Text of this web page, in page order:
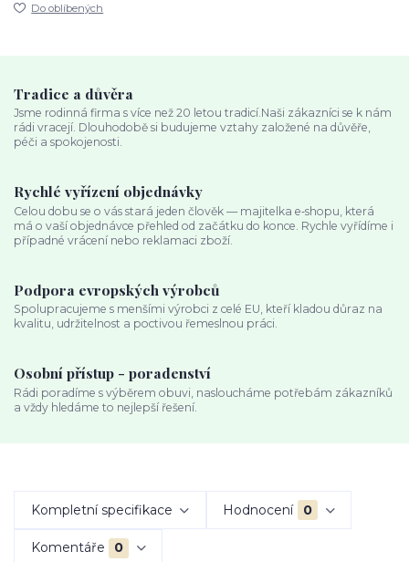
Do oblíbených
Tradice a důvěra
Jsme rodinná firma s více než 20 letou tradicí.Naši zákazníci se k nám
rádi vracejí. Dlouhodobě si budujeme vztahy založené na důvěře,
péči a spokojenosti.
Rychlé vyřízení objednávky
Celou dobu se o vás stará jeden člověk — majitelka e‑shopu, která
má o vaší objednávce přehled od začátku do konce. Rychle vyřídíme i
případné vrácení nebo reklamaci zboží.
Podpora evropských výrobců
Spolupracujeme s menšími výrobci z celé EU, kteří kladou důraz na
kvalitu, udržitelnost a poctivou řemeslnou práci.
Osobní přístup - poradenství
Rádi poradíme s výběrem obuvi, nasloucháme potřebám zákazníků
a vždy hledáme to nejlepší řešení.
Kompletní specifikace Hodnocení 0
Komentáře 0